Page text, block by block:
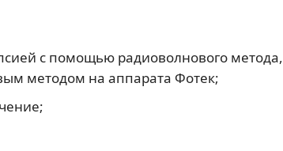
с помощью радиоволнового метода,
методом на аппарата Фотек;